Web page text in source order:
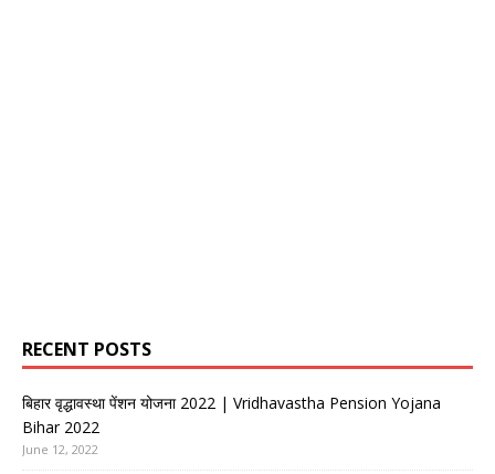
RECENT POSTS
बिहार वृद्धावस्था पेंशन योजना 2022 | Vridhavastha Pension Yojana
Bihar 2022
June 12, 2022